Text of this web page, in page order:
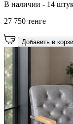
В наличии - 14
27 750 тенге
Добавить в